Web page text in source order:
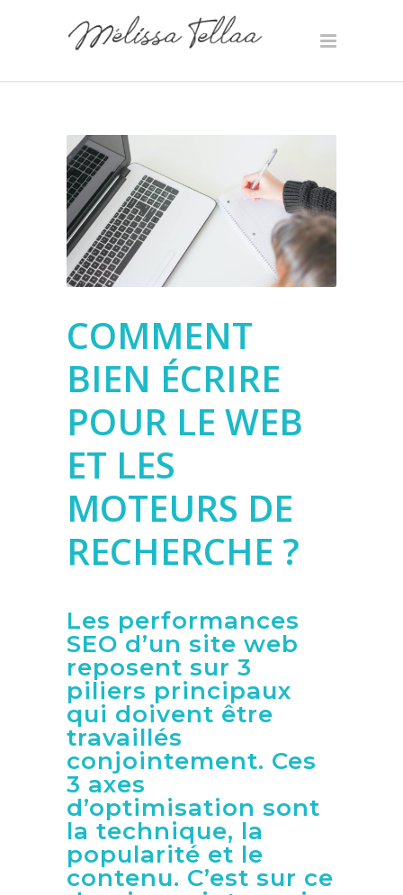
COMMENT
BIEN ÉCRIRE
POUR LE WEB
ET LES
MOTEURS DE
RECHERCHE ?
Les performances
SEO d’un site web
reposent sur 3
piliers principaux
qui doivent être
travaillés
conjointement. Ces
3 axes
d’optimisation sont
la technique, la
popularité et le
contenu. C’est sur ce